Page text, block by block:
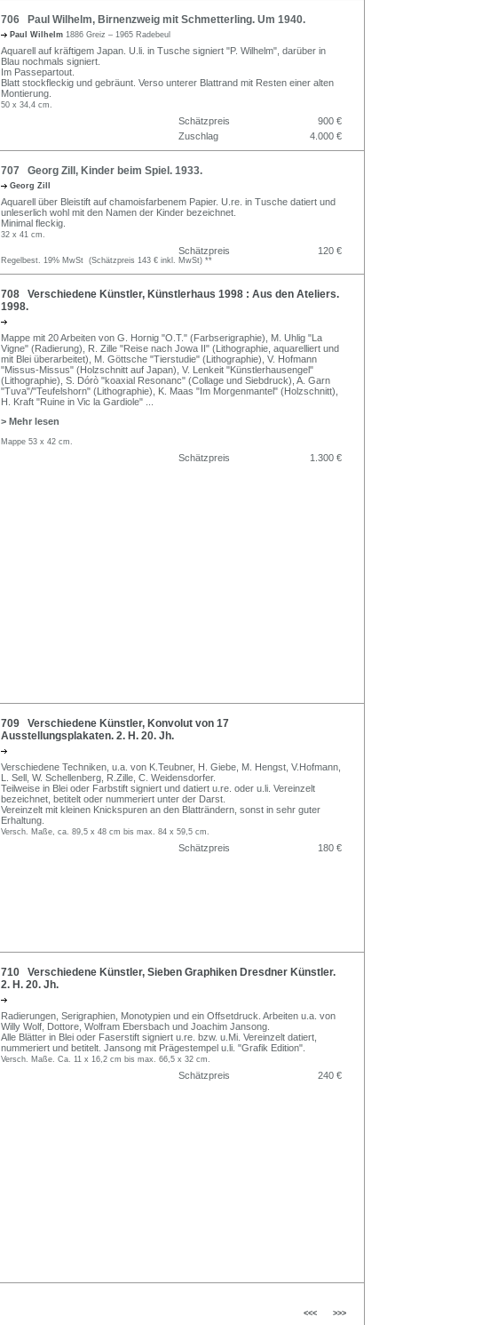
706 Paul Wilhelm, Birnenzweig mit Schmetterling. Um 1940.
Paul Wilhelm 1886 Greiz – 1965 Radebeul
Aquarell auf kräftigem Japan. U.li. in Tusche signiert "P. Wilhelm", darüber in
Blau nochmals signiert.
Im Passepartout.
Blatt stockfleckig und gebräunt. Verso unterer Blattrand mit Resten einer alten
Montierung.
50 x 34,4 cm.
Schätzpreis
900 €
Zuschlag
4.000 €
707 Georg Zill, Kinder beim Spiel. 1933.
Georg Zill
Aquarell über Bleistift auf chamoisfarbenem Papier. U.re. in Tusche datiert und
unleserlich wohl mit den Namen der Kinder bezeichnet.
Minimal fleckig.
32 x 41 cm.
Schätzpreis 120 €
Regelbest. 19% MwSt (Schätzpreis 143 € inkl. MwSt) **
708 Verschiedene Künstler, Künstlerhaus 1998 : Aus den Ateliers.
1998.
Mappe mit 20 Arbeiten von G. Hornig "O.T." (Farbserigraphie), M. Uhlig "La
Vigne" (Radierung), R. Zille "Reise nach Jowa II" (Lithographie, aquarelliert und
mit Blei überarbeitet), M. Göttsche "Tierstudie" (Lithographie), V. Hofmann
"Missus-Missus" (Holzschnitt auf Japan), V. Lenkeit "Künstlerhausengel"
(Lithographie), S. Dórò "koaxial Resonanc" (Collage und Siebdruck), A. Garn
"Tuva"/"Teufelshorn" (Lithographie), K. Maas "Im Morgenmantel" (Holzschnitt),
H. Kraft "Ruine in Vic la Gardiole"
> Mehr lesen
Mappe 53 x 42 cm.
Schätzpreis 1.300 €
709 Verschiedene Künstler, Konvolut von 17
Ausstellungsplakaten. 2. H. 20. Jh.
Verschiedene Techniken, u.a. von K.Teubner, H. Giebe, M. Hengst, V.Hofmann,
L. Sell, W. Schellenberg, R.Zille, C. Weidensdorfer.
Teilweise in Blei oder Farbstift signiert und datiert u.re. oder u.li. Vereinzelt
bezeichnet, betitelt oder nummeriert unter der Darst.
Vereinzelt mit kleinen Knickspuren an den Blatträndern, sonst in sehr guter
Erhaltung.
Versch. Maße, ca. 89,5 x 48 cm bis max. 84 x 59,5 cm.
Schätzpreis 180 €
710 Verschiedene Künstler, Sieben Graphiken Dresdner Künstler.
2. H. 20. Jh.
Radierungen, Serigraphien, Monotypien und ein Offsetdruck. Arbeiten u.a. von
Willy Wolf, Dottore, Wolfram Ebersbach und Joachim Jansong.
Alle Blätter in Blei oder Faserstift signiert u.re. bzw. u.Mi. Vereinzelt datiert,
nummeriert und betitelt. Jansong mit Prägestempel u.li. "Grafik Edition".
Versch. Maße. Ca. 11 x 16,2 cm bis max. 66,5 x 32 cm.
Schätzpreis 240 €
<<< >>>